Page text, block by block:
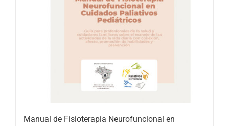
Manual de Fisioterapia Neurofuncional en